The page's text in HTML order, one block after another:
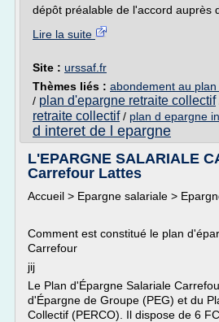
dépôt préalable de l'accord auprès
Lire la suite
Site : urssaf.fr
Thèmes liés : abondement au
/ plan d'epargne retraite collectif
retraite collectif/ plan d epargne
d interet de l epargne
L'EPARGNE SALARIALE
Carrefour Lattes
Accueil > Epargne salariale >
Comment est constitué le plan
Carrefour
jij
Le Plan d'Épargne Salariale
d'Épargne de Groupe (PEG) et du
Collectif (PERCO). Il dispose de 6